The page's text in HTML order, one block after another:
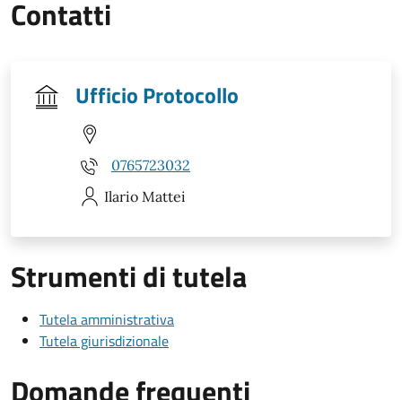
Contatti
Ufficio Protocollo
0765723032
Ilario Mattei
Strumenti di tutela
Tutela amministrativa
Tutela giurisdizionale
Domande frequenti